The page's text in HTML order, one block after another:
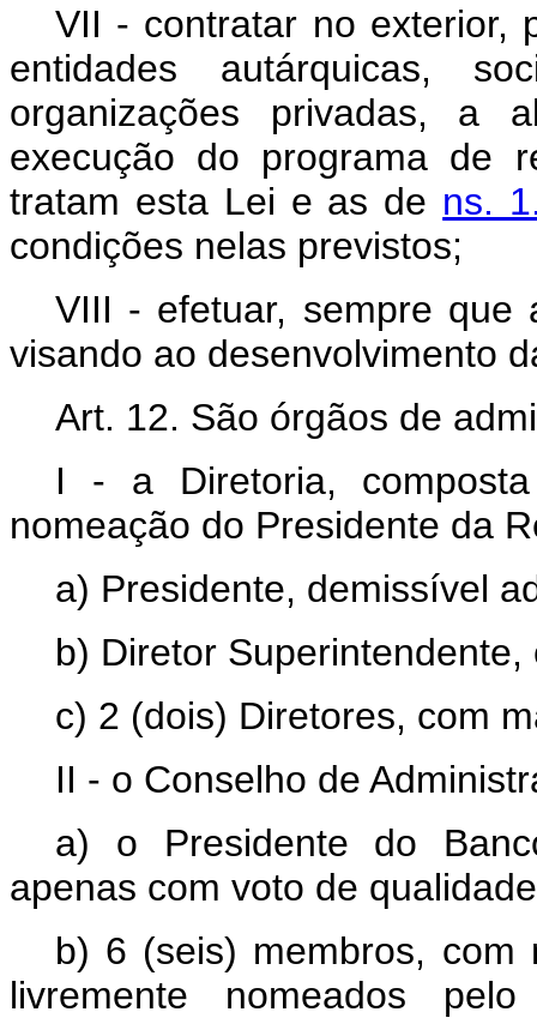
VII - contratar no exterior,
entidades autárquicas,
organizações privadas, a
execução do programa de
tratam esta Lei e as de ns.
condições nelas previstos;
VIII - efetuar, sempre que
visando ao desenvolvimento
Art. 12. São órgãos de
I - a Diretoria,
nomeação do Presidente da
a) Presidente, demissível
b) Diretor
c) 2 (dois) Diretores, com
II - o Conselho de
a) o Presidente do
apenas com voto de
b) 6 (seis) membros,
livremente nomeados